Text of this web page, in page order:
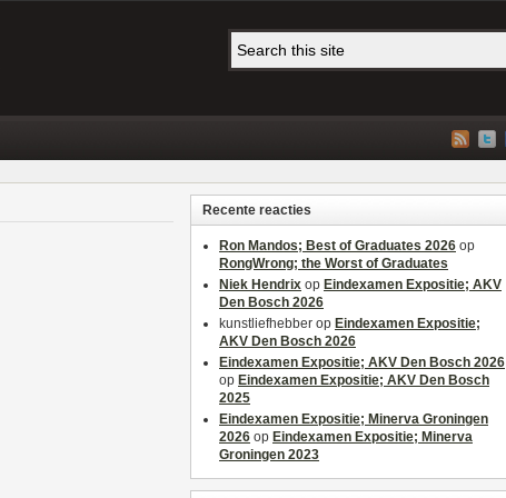
Recente reacties
Ron Mandos; Best of Graduates 2026 op
RongWrong; the Worst of Graduates
Niek Hendrix op Eindexamen Expositie; AKV
Den Bosch 2026
kunstliefhebber op Eindexamen Expositie;
AKV Den Bosch 2026
Eindexamen Expositie; AKV Den Bosch 2026
op Eindexamen Expositie; AKV Den Bosch
2025
Eindexamen Expositie; Minerva Groningen
2026 op Eindexamen Expositie; Minerva
Groningen 2023